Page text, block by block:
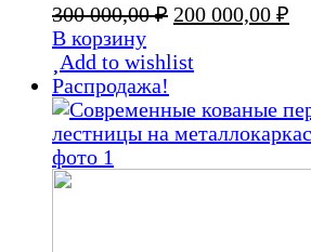
300 000,00₽ Первоначальная
составляла
000,00 ₽.
200 000,00 ₽
В корзину
Add to wishlist
Распродажа!